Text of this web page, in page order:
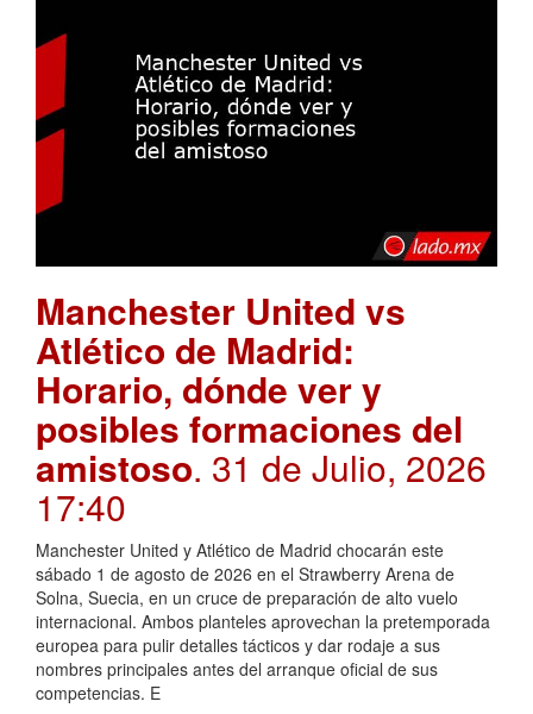
Manchester United vs
Atlético de Madrid:
Horario, dónde ver y
posibles formaciones del
amistoso. 31 de Julio, 2026
17:40
Manchester United y Atlético de Madrid chocarán este
sábado 1 de agosto de 2026 en el Strawberry Arena de
Solna, Suecia, en un cruce de preparación de alto vuelo
internacional. Ambos planteles aprovechan la pretemporada
europea para pulir detalles tácticos y dar rodaje a sus
nombres principales antes del arranque oficial de sus
competencias. E